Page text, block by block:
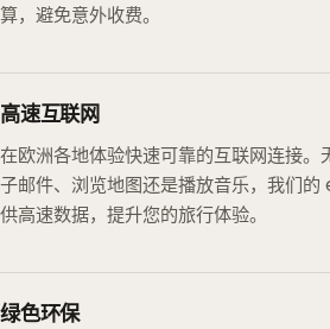
算，避免意外收费。
高速互联网
在欧洲各地体验快速可靠的互联网连接。
子邮件、浏览地图还是播放音乐，我们的
供高速数据，提升您的旅行体验。
绿色环保